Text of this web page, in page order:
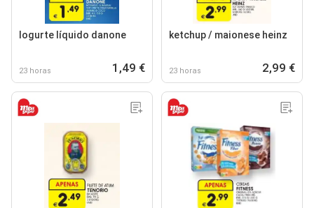
Iogurte líquido danone
23 horas 1,49 €
ketchup / maionese heinz
23 horas 2,99 €